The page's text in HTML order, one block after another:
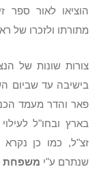
הוציאו לאור ספר
מתורתו ולזכרו של
צורות שונות של
בישיבה עד שביום
פאר והדר מעמד
בארץ ובחו"ל
זצ"ל, כמו כן
שנתרם ע"י משפחת